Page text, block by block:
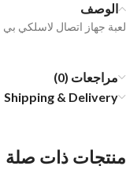
الوصف
لعبة جهاز اتصال لاسلكي
مراجعات (0)
Shipping & Delivery
منتجات ذات صلة